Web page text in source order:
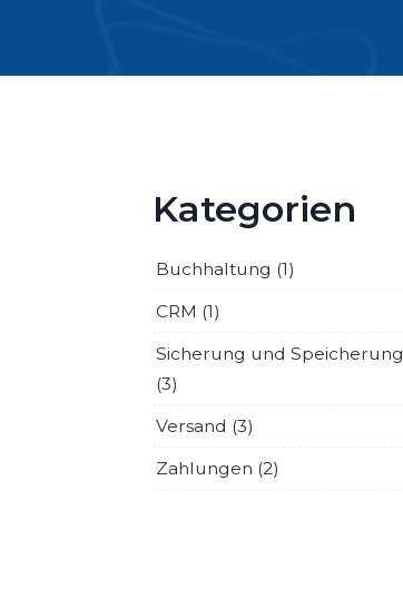
Kategorien
Buchhaltung (1)
CRM (1)
Sicherung und Speicherung
(3)
Versand (3)
Zahlungen (2)